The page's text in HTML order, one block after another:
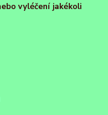
vyléčení jakékoli